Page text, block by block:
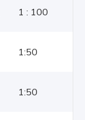
1 : 100
1:50
1:50